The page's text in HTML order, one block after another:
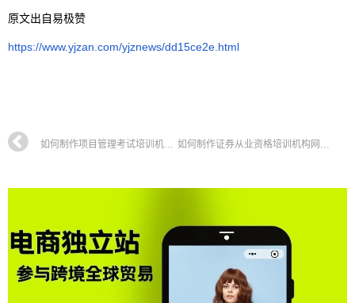
原文出自易极赞
https://www.yjzan.com/yjznews/dd15ce2e.html